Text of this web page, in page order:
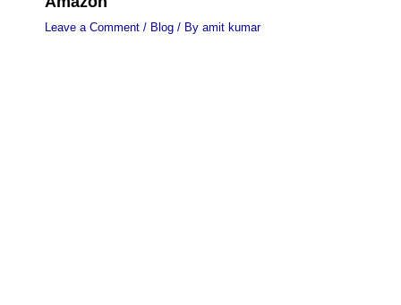
Leave a Comment / Blog/ By amit kumar